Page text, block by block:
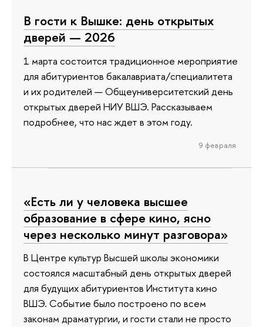
В гости к Вышке: день открытых
дверей — 2026
1 марта состоится традиционное мероприятие
для абитуриентов бакалавриата/специалитета
и их родителей — Общеуниверситетский день
открытых дверей НИУ ВШЭ. Рассказываем
подробнее, что нас ждет в этом году.
9 февраля
«Есть ли у человека высшее
образование в сфере кино, ясно
через несколько минут разговора»
В Центре культур Высшей школы экономики
состоялся масштабный день открытых дверей
для будущих абитуриентов Института кино
ВШЭ. Событие было построено по всем
законам драматургии, и гости стали не просто